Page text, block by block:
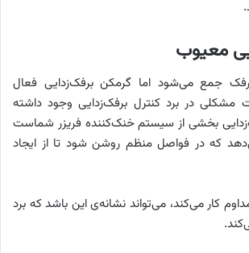
جمع می‌شود اما گرمکن برفک‌زدایی فعال
در برد کنترل برفک‌زدایی وجود داشته
بخشی از سیستم خنک‌کننده فریزر شماست
که در فواصل منظم روشن شود تا از ایجاد
کار می‌کند، می‌تواند نشانه‌ی این باشد که برد